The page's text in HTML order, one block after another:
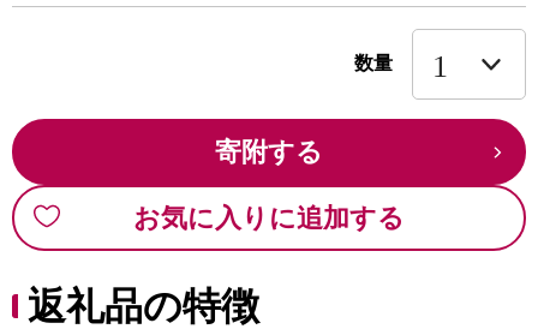
数量
寄附する
お気に入りに追加する
返礼品の特徴